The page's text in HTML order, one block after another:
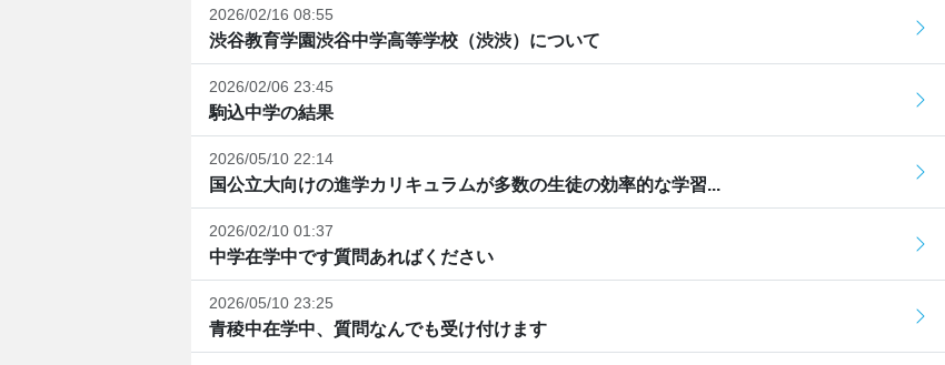
2026/02/16 08:55
渋谷教育学園渋谷中学高等学校（渋渋）について
2026/02/06 23:45
駒込中学の結果
2026/05/10 22:14
国公立大向けの進学カリキュラムが多数の生徒の効率的な学習...
2026/02/10 01:37
中学在学中です質問あればください
2026/05/10 23:25
青稜中在学中、質問なんでも受け付けます